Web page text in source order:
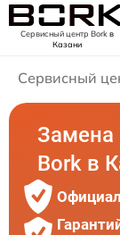
Сервисный центр Borkв
Казани
Сервисный
Замена
Bork в